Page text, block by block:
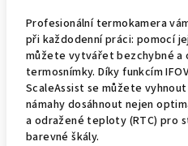
Profesionální termokamera
při každodenní práci: pomocí
můžete vytvářet bezchybné a
termosnímky. Díky funkcím
ScaleAssist se můžete
námahy dosáhnout nejen
a odražené teploty (RTC) pro
barevné škály.